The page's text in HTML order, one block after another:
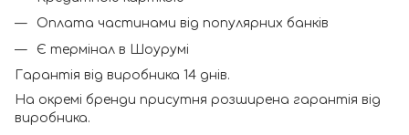
Оплата частинами від популярних банків
Є термінал в Шоурумі
Гарантія від виробника 14 днів.
На окремі бренди присутня розширена гарантія від
виробника.